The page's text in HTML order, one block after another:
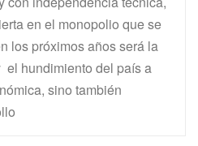
en el monopolio que se
los próximos años será la
hundimiento del país a
sino también